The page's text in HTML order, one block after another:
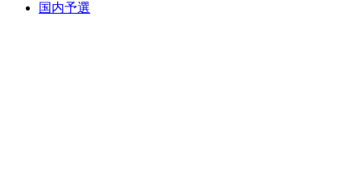
国内予選